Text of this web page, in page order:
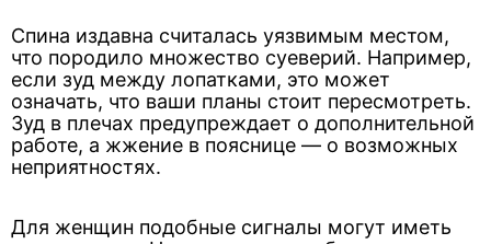
Спина издавна считалась уязвимым местом,
что породило множество суеверий. Например,
если зуд между лопатками, это может
означать, что ваши планы стоит пересмотреть.
Зуд в плечах предупреждает о дополнительной
работе, а жжение в пояснице — о возможных
неприятностях.
Для женщин подобные сигналы могут иметь